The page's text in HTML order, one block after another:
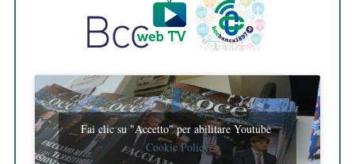
Fai clic su "Accetto" per abilitare Youtube
Cookie Policy
r
: